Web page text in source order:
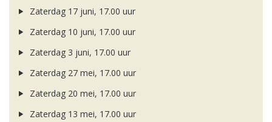
Zaterdag 17 juni, 17.00 uur
Zaterdag 10 juni, 17.00 uur
Zaterdag 3 juni, 17.00 uur
Zaterdag 27 mei, 17.00 uur
Zaterdag 20 mei, 17.00 uur
Zaterdag 13 mei, 17.00 uur